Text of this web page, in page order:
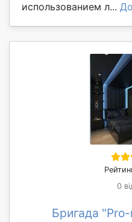
использованием л...
0
Бригада